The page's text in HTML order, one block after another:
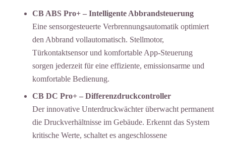
CB ABS Pro+ – Intelligente Abbrandsteuerung
Eine sensorgesteuerte Verbrennungsautomatik optimiert
den Abbrand vollautomatisch. Stellmotor,
Türkontaktsensor und komfortable App-Steuerung
sorgen jederzeit für eine effiziente, emissionsarme und
komfortable Bedienung.
CB DC Pro+ – Differenzdruckcontroller
Der innovative Unterdruckwächter überwacht permanent
die Druckverhältnisse im Gebäude. Erkennt das System
kritische Werte, schaltet es angeschlossene